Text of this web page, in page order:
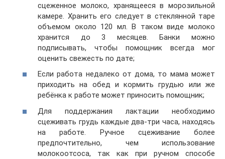
сцеженное молоко, хранящееся в морозильной
камере. Хранить его следует в стеклянной таре
объемом около 120 мл. В таком виде молоко
хранится до 3 месяцев. Банки можно
подписывать, чтобы помощник всегда мог
оценить свежесть по дате;
Если работа недалеко от дома, то мама может
приходить на обед и кормить грудью или же
ребёнка к работе может приносить помощник;
Для поддержания лактации необходимо
сцеживать грудь каждые два-три часа, находясь
на работе. Ручное сцеживание более
предпочтительно, чем использование
молокоотсоса, так как при ручном способе